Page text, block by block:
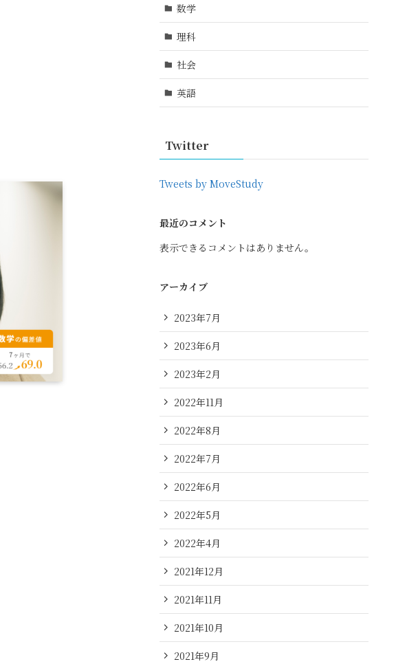
数学
理科
社会
英語
Twitter
Tweets by MoveStudy
最近のコメント
表示できるコメントはありません。
アーカイブ
2023年7月
2023年6月
2023年2月
2022年11月
2022年8月
2022年7月
2022年6月
2022年5月
2022年4月
2021年12月
2021年11月
2021年10月
2021年9月